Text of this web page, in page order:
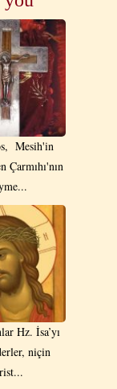
Mesih'in
Çarmıhı'nın
Hz. İsa’yı
niçin